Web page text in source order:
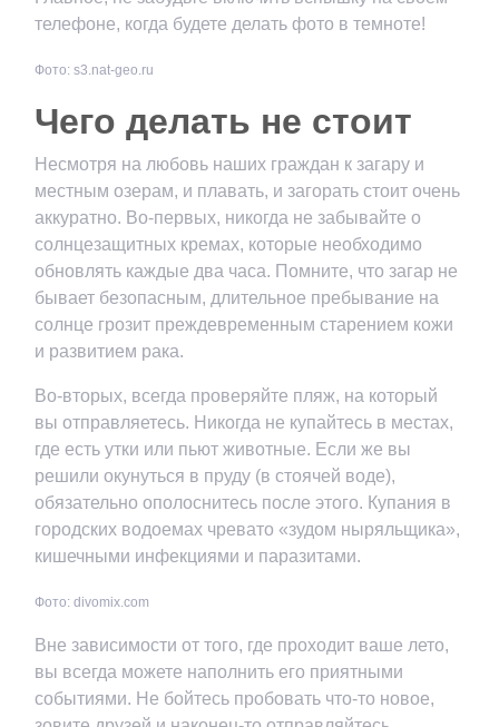
телефоне, когда будете делать фото в темноте!
Фото: s3.nat-geo.ru
Чего делать не стоит
Несмотря на любовь наших граждан к загару и
местным озерам, и плавать, и загорать стоит очень
аккуратно. Во-первых, никогда не забывайте о
солнцезащитных кремах, которые необходимо
обновлять каждые два часа. Помните, что загар не
бывает безопасным, длительное пребывание на
солнце грозит преждевременным старением кожи
и развитием рака.
Во-вторых, всегда проверяйте пляж, на который
вы отправляетесь. Никогда не купайтесь в местах,
где есть утки или пьют животные. Если же вы
решили окунуться в пруду (в стоячей воде),
обязательно ополоснитесь после этого. Купания в
городских водоемах чревато «зудом ныряльщика»,
кишечными инфекциями и паразитами.
Фото: divomix.com
Вне зависимости от того, где проходит ваше лето,
вы всегда можете наполнить его приятными
событиями. Не бойтесь пробовать что-то новое,